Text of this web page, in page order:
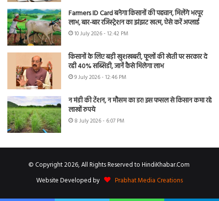
Farmers ID Card बनेगा किसानों की पहचान, मिलेंगे भरपूर
लाभ, बार-बार रजिस्ट्रेशन का झंझट खत्म, ऐसे करें अप्लाई
10 July 2026 - 12:42 PM
किसानों के लिए बड़ी खुशखबरी, फूलों की खेती पर सरकार दे
रही 40% सब्सिडी, जानें कैसे मिलेगा लाभ
9 July 2026 - 12:46 PM
न मंडी की टेंशन, न मौसम का डर! इस फसल से किसान कमा रहे
लाखों रुपये
8 July 2026 - 6:07 PM
© Copyright 2026, All Rights Reserved to HindiKhabar.Com
Website Developed by
Prabhat Media Creations